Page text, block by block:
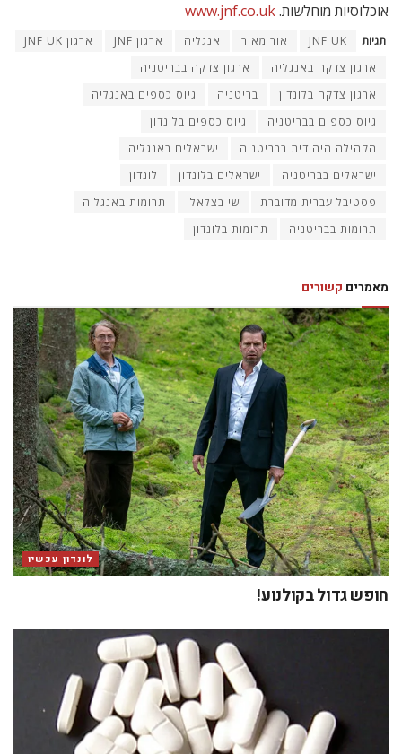
אוכלוסיות מוחלשות.www.jnf.co.uk
תגיות JNF UK אור מאיר אנגליה ארגון JNF
ארגון JNF UK
ארגון צדקה באנגליה
ארגון צדקה בבריטניה
ארגון צדקה בלונדון
בריטניה
גיוס כספים באנגליה
גיוס כספים בבריטניה
גיוס כספים בלונדון
הקהילה היהודית בבריטניה
ישראלים באנגליה
ישראלים בבריטניה
ישראלים בלונדון
לונדון
פסטיבל עברית מדוברת
שי בצלאלי
תרומות באנגליה
תרומות בבריטניה
תרומות בלונדון
מאמרים קשורים
לונדון עכשיו
חופש גדול בקולנוע!